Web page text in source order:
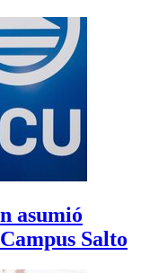
asumió
Salto